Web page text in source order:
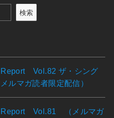
検索
Vol.82 ザ・シング
ルマガ読者限定配信）
Report Vol.81 （メルマガ